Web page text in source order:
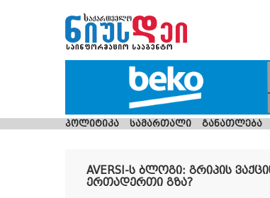
პოლიტიკა სამართალი განათლება
AVERSI-ს ბლოგი: გრიპის
ერთადერთი გზა?